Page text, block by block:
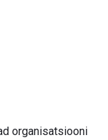
organisatsiooni